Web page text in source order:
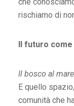
rischiamo di
Il futuro
Il bosco al mare
E quello
comunità che